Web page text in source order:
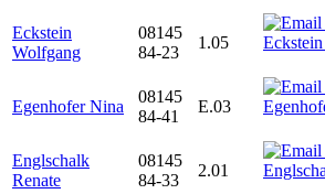
Eckstein
Wolfgang
08145
84-23
1.05
Egenhofer Nina
08145
84-41
E.03
Englschalk
Renate
08145
84-33
2.01